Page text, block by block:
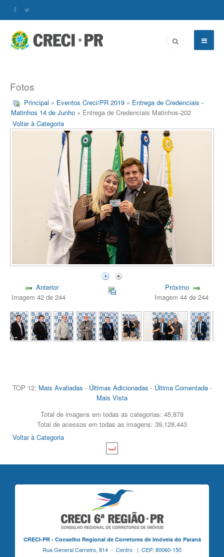
Fotos
Principal » Eventos Creci/PR 2019 » Entrega de Credenciais -
Matinhos 14 de Junho » Entrega de Credenciais Matinhos-202
Voltar à Categoria
Anterior
Imagem 42 de 244
Próximo
Imagem 44 de 244
TOP 12: Mais Avaliadas - Últimas Adicionadas - Última Comentada-
Mais Vista
Total de imagens em todas as categorias: 45,878
Total de acessos em todas as imagens: 39,128,443
Voltar à Categoria
CRECI-PR - Conselho Regional de Corretores de Imóveis do Paraná
Rua General Carneiro, 814 - Centro | CEP: 80060-150